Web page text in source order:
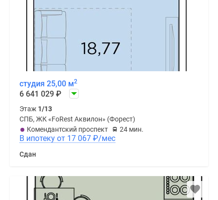
студия 25,00 м2
6 641 029 ₽
Этаж 1/13
СПБ, ЖК «FoRest Аквилон» (Форест)
Комендантский проспект
24 мин.
В ипотеку от 17 067 ₽/мес
Сдан